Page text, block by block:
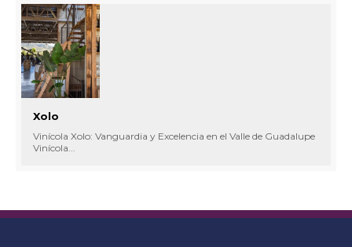
Xolo
Vinícola Xolo: Vanguardia y Excelencia en el Valle de Guadalupe
Vinícola...